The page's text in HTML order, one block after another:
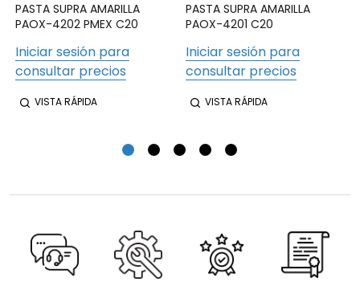
PASTA SUPRA AMARILLA
PAOX-4202 PMEX C20
Iniciar sesión para
consultar precios
VISTA RÁPIDA
PASTA SUPRA AMARILLA
PAOX-4201 C20
Iniciar sesión para
consultar precios
VISTA RÁPIDA